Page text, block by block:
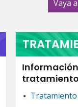
Vaya
tratamiento